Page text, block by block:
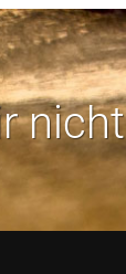
nicht